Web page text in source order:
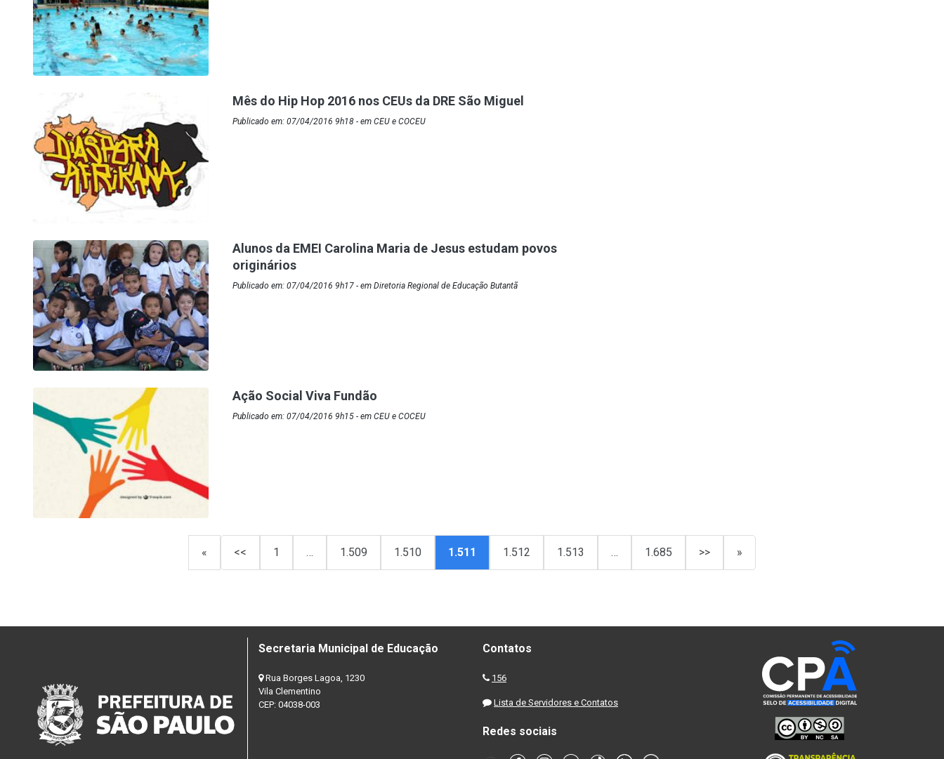
Mês do Hip Hop 2016 nos CEUs da DRE São Miguel
Publicado em: 07/04/2016 9h18 - em CEU e COCEU
Alunos da EMEI Carolina Maria de Jesus estudam povos
originários
Publicado em: 07/04/2016 9h17 - em Diretoria Regional de Educação Butantã
Ação Social Viva Fundão
Publicado em: 07/04/2016 9h15 - em CEU e COCEU
« << 1 … 1.509 1.510 1.511 1.512 1.513 … 1.685 >> »
Secretaria Municipal de Educação
Rua Borges Lagoa, 1230
Vila Clementino
CEP: 04038-003
Contatos
156
Lista de Servidores e Contatos
Redes sociais